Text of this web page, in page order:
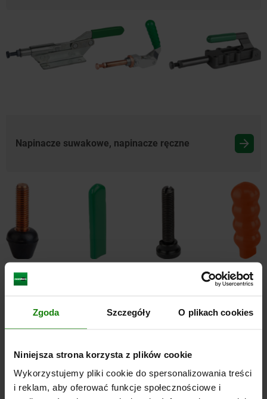
Zgoda Szczegóły O plikach cookies
Niniejsza strona korzysta z plików cookie
Wykorzystujemy pliki cookie do spersonalizowania treści
i reklam, aby oferować funkcje społecznościowe i
Napinacze suwakowe, napinacze ręczne